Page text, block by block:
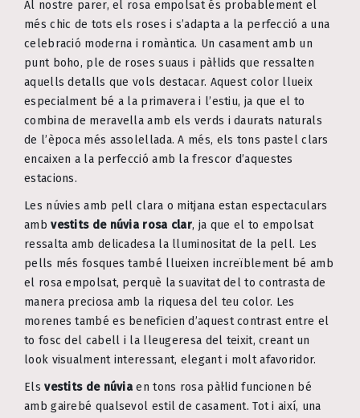
Al nostre parer, el rosa empolsat és probablement el
més chic de tots els roses i s’adapta a la perfecció a una
celebració moderna i romàntica. Un casament amb un
punt boho, ple de roses suaus i pàl·lids que ressalten
aquells detalls que vols destacar. Aquest color llueix
especialment bé a la primavera i l’estiu, ja que el to
combina de meravella amb els verds i daurats naturals
de l’època més assolellada. A més, els tons pastel clars
encaixen a la perfecció amb la frescor d’aquestes
estacions.
Les núvies amb pell clara o mitjana estan espectaculars
ambvestits de núvia rosa clar, ja que el to empolsat
ressalta amb delicadesa la lluminositat de la pell. Les
pells més fosques també llueixen increïblement bé amb
el rosa empolsat, perquè la suavitat del to contrasta de
manera preciosa amb la riquesa del teu color. Les
morenes també es beneficien d’aquest contrast entre el
to fosc del cabell i la lleugeresa del teixit, creant un
look visualment interessant, elegant i molt afavoridor.
Elsvestits de núvia en tons rosa pàl·lid funcionen bé
amb gairebé qualsevol estil de casament. Tot i així, una